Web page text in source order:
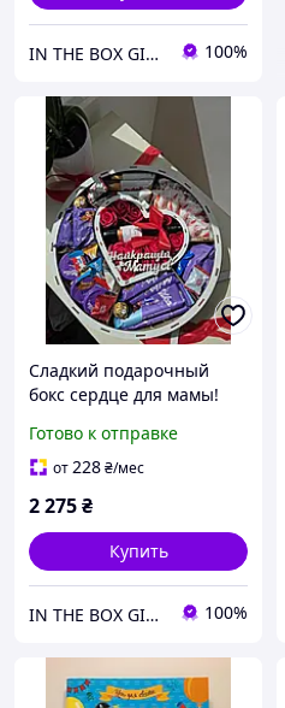
IN THE BOX GIFT Подарункові бокси до будь-яких свят! 100%
Сладкий подарочный
бокс сердце для мамы!
Универсальный подарок
маме!
Готово к отправке
от228₴/мес
2 275₴
Купить
IN THE BOX GIFT Подарункові бокси до будь-яких свят! 100%